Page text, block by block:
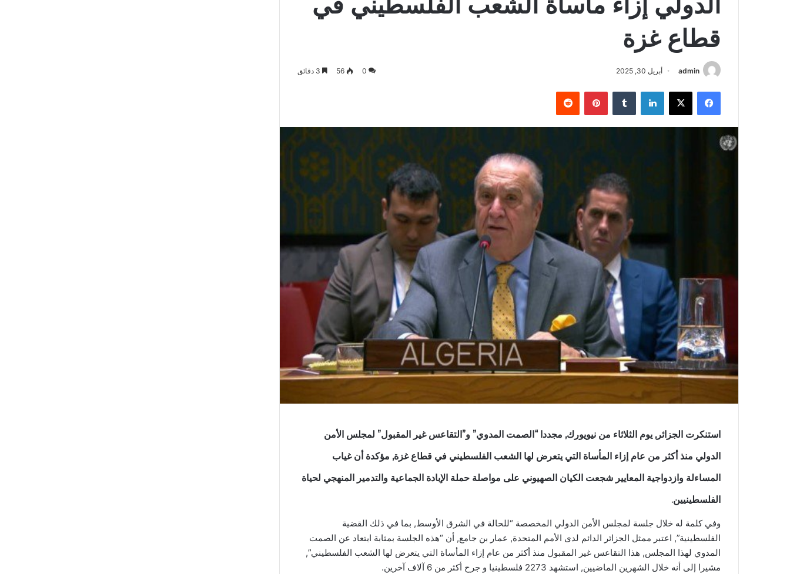
قطاع غزة
admin أبريل 30, 2025 0
56
فيسبوك لينكدإن بينتيريست
استنكرت الجزائر, يوم الثلاثاء من نيويورك, مجددا “الصمت المدوي” و”التقاعس غير المقبول” لمجلس الأمن
الدولي منذ أكثر من عام إزاء المأساة التي يتعرض لها الشعب الفلسطيني في قطاع غزة, مؤكدة أن غياب
المساءلة وازدواجية المعايير شجعت الكيان الصهيوني على مواصلة حملة الإبادة الجماعية والتدمير المنهجي لحياة
الفلسطينيين.
وفي كلمة له خلال جلسة لمجلس الأمن الدولي المخصصة “للحالة في الشرق الأوسط, بما في ذلك القضية
الفلسطينية”, اعتبر ممثل الجزائر الدائم لدى الأمم المتحدة, عمار بن جامع, أن “هذه الجلسة بمثابة ابتعاد عن الصمت
المدوي لهذا المجلس, هذا التقاعس غير المقبول منذ أكثر من عام إزاء المأساة التي يتعرض لها الشعب الفلسطيني”,
مشيرا إلى أنه خلال الشهرين الماضيين, استشهد 2273 فلسطينيا و جرح أكثر من 6 آلاف آخرين.